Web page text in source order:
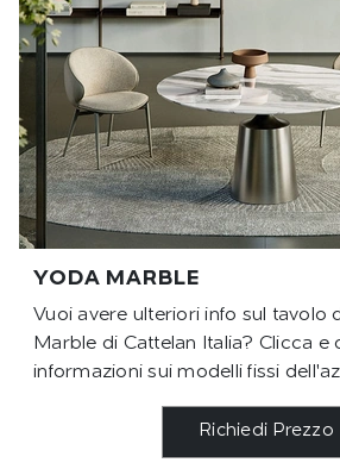
YODA MARBLE
Vuoi avere ulteriori info sul tavolo
Marble di Cattelan Italia? Clicca e
informazioni sui modelli fissi
Richiedi Prezzo